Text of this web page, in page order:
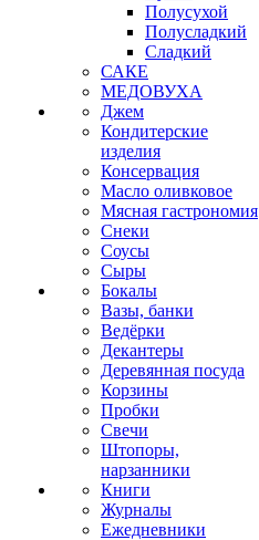
Полусухой
Полусладкий
Сладкий
САКЕ
МЕДОВУХА
Джем
Кондитерские
изделия
Консервация
Масло оливковое
Мясная гастрономия
Снеки
Соусы
Сыры
Бокалы
Вазы, банки
Ведёрки
Декантеры
Деревянная посуда
Корзины
Пробки
Свечи
Штопоры,
нарзанники
Книги
Журналы
Ежедневники